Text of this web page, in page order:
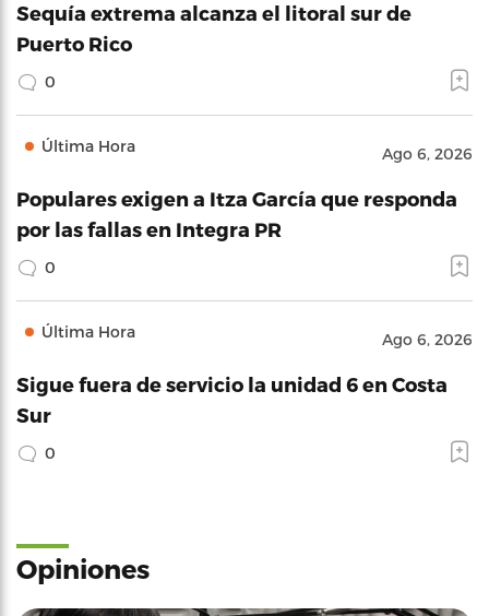
Sequía extrema alcanza el litoral sur de
Puerto Rico
0
Última Hora Ago 6, 2026
Populares exigen a Itza García que responda
por las fallas en Integra PR
0
Última Hora Ago 6, 2026
Sigue fuera de servicio la unidad 6 en Costa
Sur
0
Opiniones